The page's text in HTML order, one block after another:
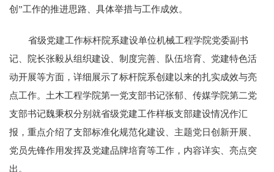
创”工作的推进思路、具体举措与工作成效。
省级党建工作标杆院系建设单位机械工程学院党委副书
记、院长张毅从组织建设、制度完善、队伍培育、党建特色活
动开展等方面，详细展示了标杆院系创建以来的扎实成效与亮
点工作。土木工程学院第一党支部书记张郁、传媒学院第二党
支部书记魏秉权分别就省级党建工作样板支部建设情况作汇
报，重点介绍了支部标准化规范化建设、主题党日创新开展、
党员先锋作用发挥及党建品牌培育等工作，内容详实、亮点突
出。